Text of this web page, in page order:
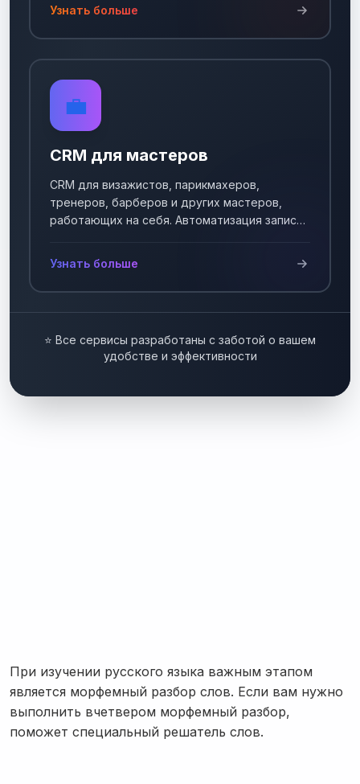
Узнать больше
💼
CRM для мастеров
CRM для визажистов, парикмахеров,
тренеров, барберов и других мастеров,
работающих на себя. Автоматизация записи
Узнать больше
⭐ Все сервисы разработаны с заботой о вашем
удобстве и эффективности
При изучении русского языка важным этапом
является морфемный разбор слов. Если вам нужно
выполнить вчетвером морфемный разбор,
поможет специальный решатель слов.